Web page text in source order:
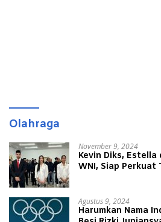
Olahraga
November 9, 2024
Kevin Diks, Estella
WNI, Siap Perkuat
Agustus 9, 2024
Harumkan Nama